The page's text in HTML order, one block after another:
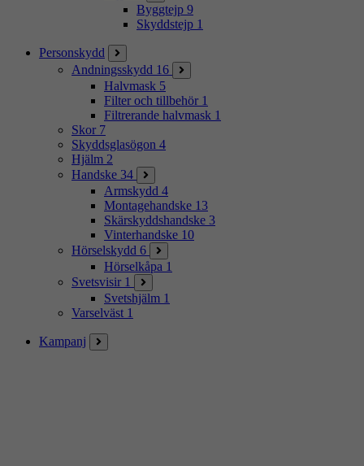
Byggtejp 9
Skyddstejp 1
Personskydd
Andningsskydd 16
Halvmask 5
Filter och tillbehör 1
Filtrerande halvmask 1
Skor 7
Skyddsglasögon 4
Hjälm 2
Handske 34
Armskydd 4
Montagehandske 13
Skärskyddshandske 3
Vinterhandske 10
Hörselskydd 6
Hörselkåpa 1
Svetsvisir 1
Svetshjälm 1
Varselväst 1
Kampanj